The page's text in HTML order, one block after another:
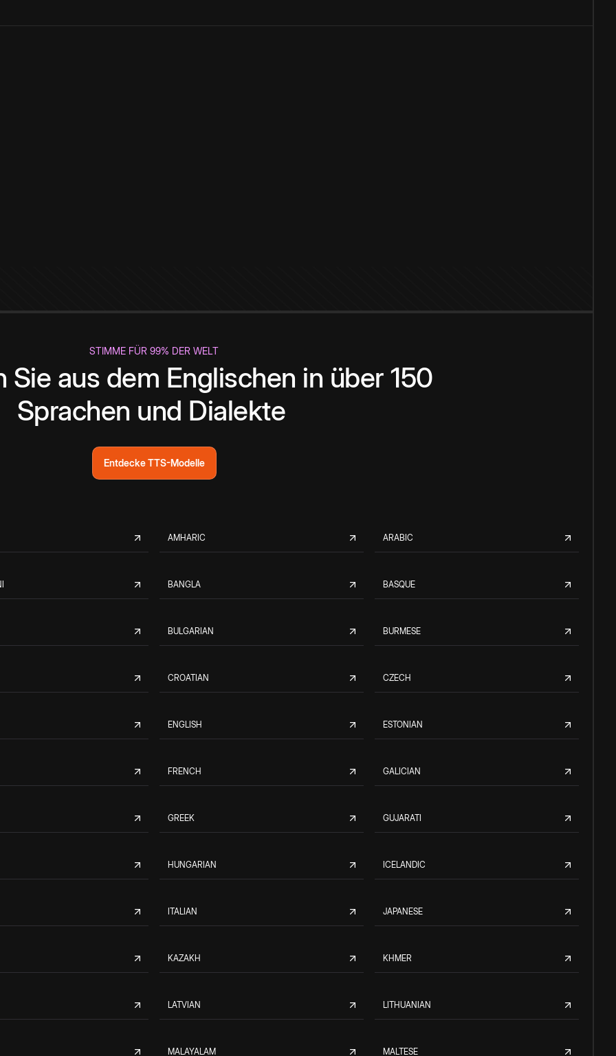
STIMME FÜR 99% DER WELT
Sie aus dem Englischen in über 150
Sprachen und Dialekte
Entdecke TTS-Modelle
AMHARIC ARABIC
BANGLA BASQUE
BULGARIAN BURMESE
CROATIAN CZECH
ENGLISH ESTONIAN
FRENCH GALICIAN
GREEK GUJARATI
HUNGARIAN ICELANDIC
ITALIAN JAPANESE
KAZAKH KHMER
LATVIAN LITHUANIAN
MALAYALAM MALTESE